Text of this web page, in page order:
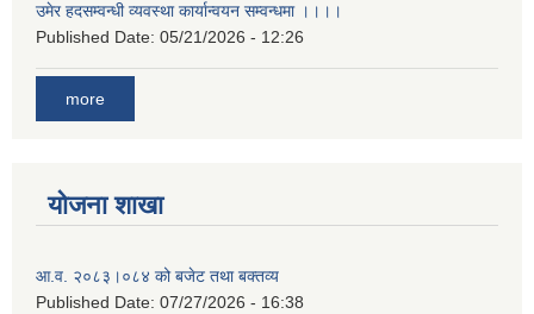
उमेर हदसम्वन्धी व्यवस्था कार्यान्वयन सम्वन्धमा ।।।।
Published Date: 05/21/2026 - 12:26
more
योजना शाखा
आ.व. २०८३।०८४ को बजेट तथा बक्तव्य
Published Date: 07/27/2026 - 16:38